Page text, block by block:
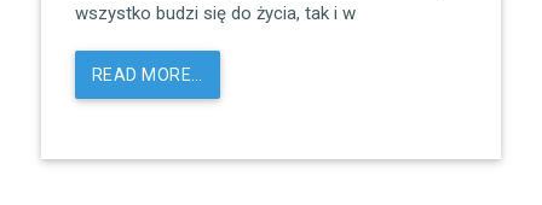
wszystko budzi się do życia, tak i w
READ MORE…